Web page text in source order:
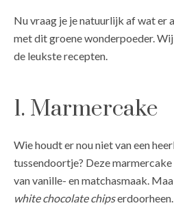
Nu vraag je je natuurlijk af wat er
met dit groene wonderpoeder.
de leukste recepten.
1. Marmercake
Wie houdt er nou niet van een
tussendoortje? Deze
van vanille- en matchasmaak.
white chocolate chipserdoorheen.